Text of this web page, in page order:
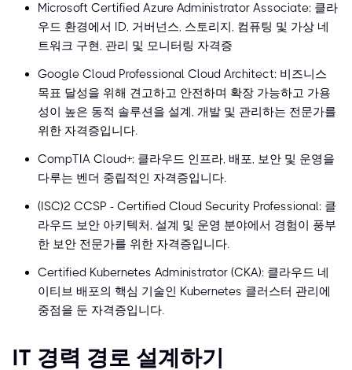
Microsoft Certified Azure Administrator Associate: 클라
우드 환경에서 ID, 거버넌스, 스토리지, 컴퓨팅 및 가상 네
트워크 구현, 관리 및 모니터링 자격증
Google Cloud Professional Cloud Architect: 비즈니스
목표 달성을 위해 견고하고 안전하며 확장 가능하고 가용
성이 높은 동적 솔루션을 설계, 개발 및 관리하는 전문가를
위한 자격증입니다.
CompTIA Cloud+: 클라우드 인프라, 배포, 보안 및 운영을
다루는 벤더 중립적인 자격증입니다.
(ISC)² CCSP - Certified Cloud Security Professional: 클
라우드 보안 아키텍처, 설계 및 운영 분야에서 경험이 풍부
한 보안 전문가를 위한 자격증입니다.
Certified Kubernetes Administrator (CKA): 클라우드 네
이티브 배포의 핵심 기술인 Kubernetes 클러스터 관리에
중점을 둔 자격증입니다.
IT 경력 경로 설계하기